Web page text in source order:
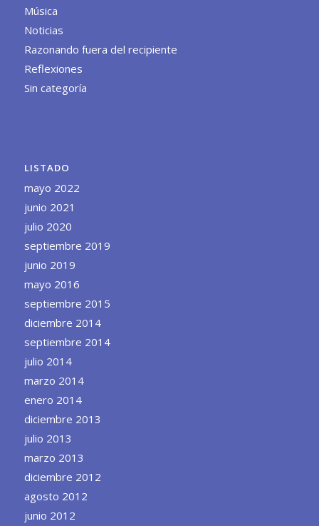
Música
Noticias
Razonando fuera del recipiente
Reflexiones
Sin categoría
LISTADO
mayo 2022
junio 2021
julio 2020
septiembre 2019
junio 2019
mayo 2016
septiembre 2015
diciembre 2014
septiembre 2014
julio 2014
marzo 2014
enero 2014
diciembre 2013
julio 2013
marzo 2013
diciembre 2012
agosto 2012
junio 2012